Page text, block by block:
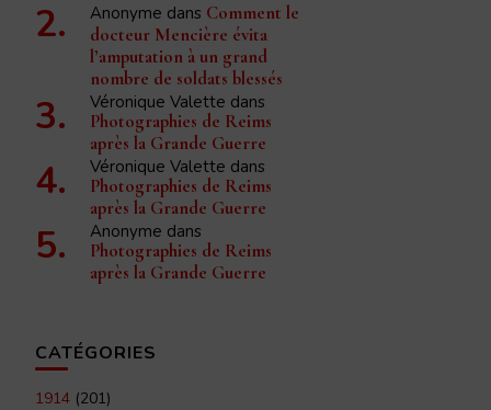
Anonyme dans Comment le
docteur Mencière évita
l’amputation à un grand
nombre de soldats blessés
Véronique Valette dans
Photographies de Reims
après la Grande Guerre
Véronique Valette dans
Photographies de Reims
après la Grande Guerre
Anonyme dans
Photographies de Reims
après la Grande Guerre
CATÉGORIES
1914 (201)